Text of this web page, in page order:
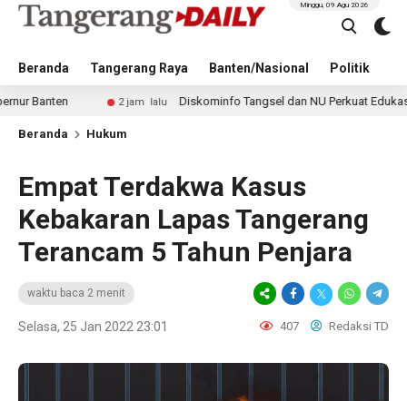
Beranda Tangerang Raya Banten/Nasional Politik
Minggu, 09 Agu 2026
2 jam lalu Diskominfo Tangsel dan NU Perkuat Edukasi Digital
Beranda Hukum
Empat Terdakwa Kasus
Kebakaran Lapas Tangerang
Terancam 5 Tahun Penjara
waktu baca 2 menit
Selasa, 25 Jan 2022 23:01 407 Redaksi TD